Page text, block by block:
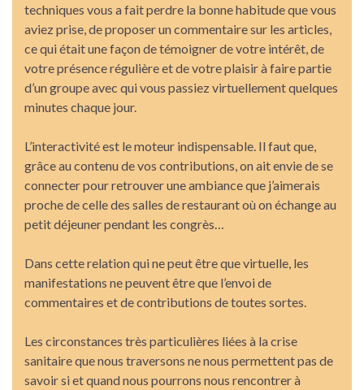
techniques vous a fait perdre la bonne habitude que vous
aviez prise, de proposer un commentaire sur les articles,
ce qui était une façon de témoigner de votre intérêt, de
votre présence régulière et de votre plaisir à faire partie
d’un groupe avec qui vous passiez virtuellement quelques
minutes chaque jour.
L’interactivité est le moteur indispensable. Il faut que,
grâce au contenu de vos contributions, on ait envie de se
connecter pour retrouver une ambiance que j’aimerais
proche de celle des salles de restaurant où on échange au
petit déjeuner pendant les congrès…
Dans cette relation qui ne peut être que virtuelle, les
manifestations ne peuvent être que l’envoi de
commentaires et de contributions de toutes sortes.
Les circonstances très particulières liées à la crise
sanitaire que nous traversons ne nous permettent pas de
savoir si et quand nous pourrons nous rencontrer à